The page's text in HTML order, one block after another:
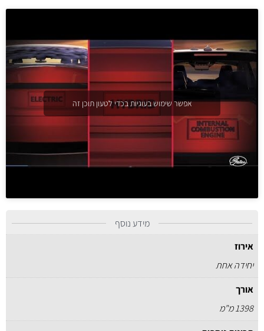
אפשר שימוש בעוגיות בכדי לטעון תוכן זה
מידע נוסף
אירוז
יחידה אחת
אורך
1398 מ"מ